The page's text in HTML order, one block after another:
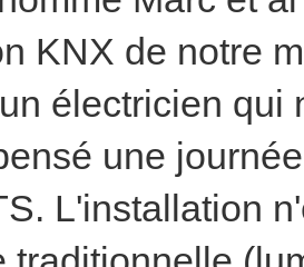
KNX de notre
électricien qui
une
L'installation